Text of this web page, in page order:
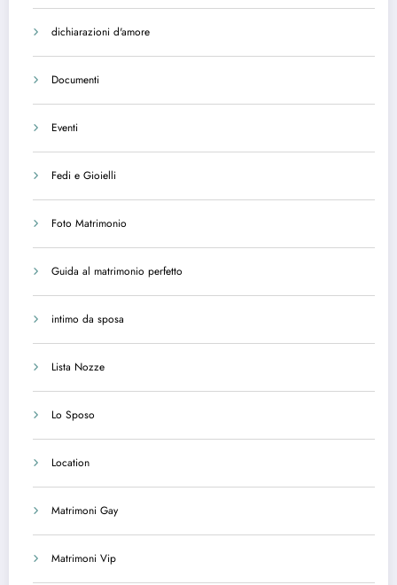
dichiarazioni d'amore
Documenti
Eventi
Fedi e Gioielli
Foto Matrimonio
Guida al matrimonio perfetto
intimo da sposa
Lista Nozze
Lo Sposo
Location
Matrimoni Gay
Matrimoni Vip